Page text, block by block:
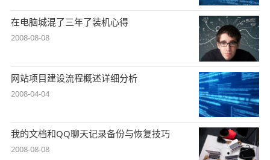
在电脑城混了三年了装机心得
2008-08-08
网站项目建设流程概述详细分析
2008-04-04
我的文档和QQ聊天记录备份与恢复技巧
2008-08-08